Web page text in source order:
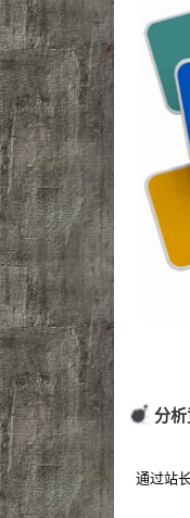
分
通过站